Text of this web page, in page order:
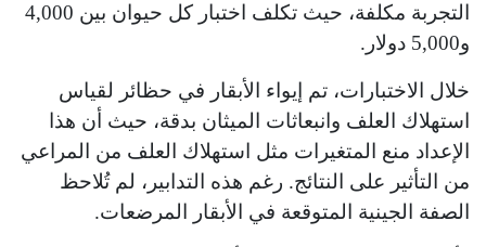
التجربة مكلفة، حيث تكلف اختبار كل حيوان بين 4,000
و5,000 دولار.
خلال الاختبارات، تم إيواء الأبقار في حظائر لقياس
استهلاك العلف وانبعاثات الميثان بدقة، حيث أن هذا
الإعداد منع المتغيرات مثل استهلاك العلف من المراعي
من التأثير على النتائج. رغم هذه التدابير، لم تُلاحظ
الصفة الجينية المتوقعة في الأبقار المرضعات.